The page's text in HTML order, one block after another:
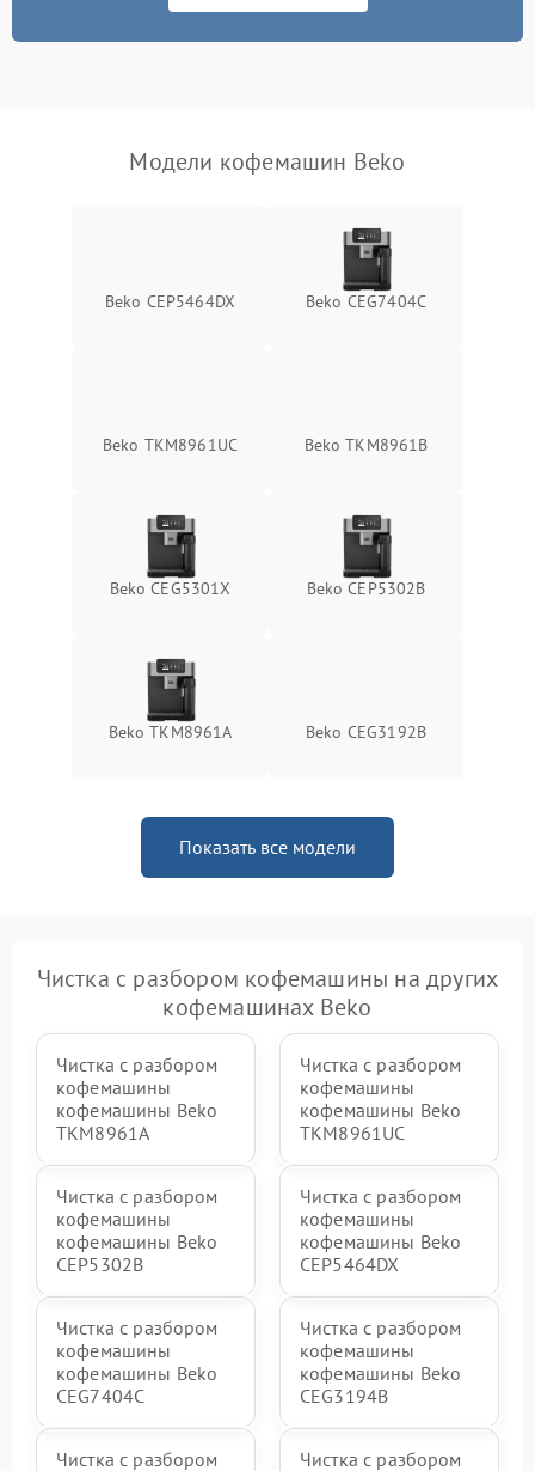
Модели кофемашин Beko
Beko CEP5464DX Beko CEG7404C
Beko TKM8961UC Beko TKM8961B
Beko CEG5301X Beko CEP5302B
Beko TKM8961A Beko CEG3192B
Показать все модели
Чистка с разбором кофемашины на других
кофемашинах Beko
Чистка с разбором
кофемашины
кофемашины Beko
TKM8961A
Чистка с разбором
кофемашины
кофемашины Beko
TKM8961UC
Чистка с разбором
кофемашины
кофемашины Beko
CEP5302B
Чистка с разбором
кофемашины
кофемашины Beko
CEP5464DX
Чистка с разбором
кофемашины
кофемашины Beko
CEG7404C
Чистка с разбором
кофемашины
кофемашины Beko
CEG3194B
Чистка с разбором
Чистка с разбором